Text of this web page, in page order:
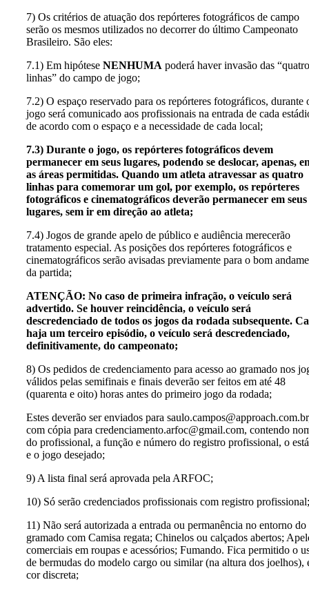
7) Os critérios de atuação dos repórteres fotográficos de campo
serão os mesmos utilizados no decorrer do último Campeonato
Brasileiro. São eles:
7.1) Em hipótese NENHUMA poderá haver invasão das “quatro
linhas” do campo de jogo;
7.2) O espaço reservado para os repórteres fotográficos, durante
jogo será comunicado aos profissionais na entrada de cada
de acordo com o espaço e a necessidade de cada local;
7.3) Durante o jogo, os repórteres fotográficos devem
permanecer em seus lugares, podendo se deslocar, apenas,
as áreas permitidas. Quando um atleta atravessar as quatro
linhas para comemorar um gol, por exemplo, os repórteres
fotográficos e cinematográficos deverão permanecer em seus
lugares, sem ir em direção ao atleta;
7.4) Jogos de grande apelo de público e audiência merecerão
tratamento especial. As posições dos repórteres fotográficos e
cinematográficos serão avisadas previamente para o bom
da partida;
ATENÇÃO: No caso de primeira infração, o veículo será
advertido. Se houver reincidência, o veículo será
descredenciado de todos os jogos da rodada subsequente.
haja um terceiro episódio, o veículo será descredenciado,
definitivamente, do campeonato;
8) Os pedidos de credenciamento para acesso ao gramado nos
válidos pelas semifinais e finais deverão ser feitos em até 48
(quarenta e oito) horas antes do primeiro jogo da rodada;
Estes deverão ser enviados para
com cópia para credenciamento.arfoc@gmail.com, contendo
do profissional, a função e número do registro profissional, o
e o jogo desejado;
9) A lista final será aprovada pela ARFOC;
10) Só serão credenciados profissionais com registro profissional;
11) Não será autorizada a entrada ou permanência no entorno do
gramado com Camisa regata; Chinelos ou calçados abertos;
comerciais em roupas e acessórios; Fumando. Fica permitido o
de bermudas do modelo cargo ou similar (na altura dos joelhos),
cor discreta;